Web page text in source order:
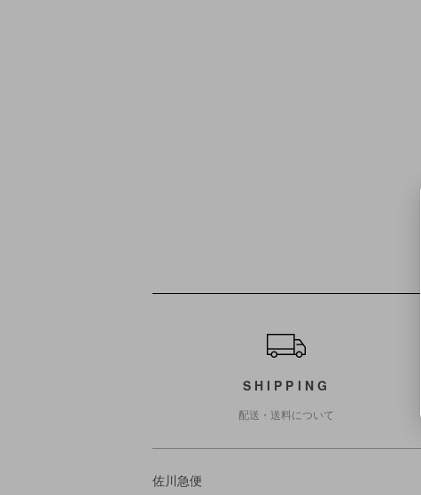
SHIPPING
配送・送料について
佐川急便